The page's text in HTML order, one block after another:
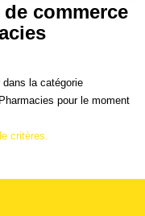
Créer une alerte
commerce
la catégorie
pour le moment
critères.